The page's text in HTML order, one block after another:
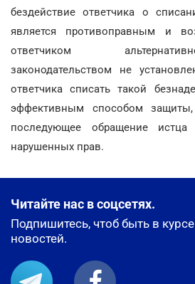
бездействие ответчика о
является противоправным и
ответчиком
законодательством не
ответчика списать такой
эффективным способом
последующее обращение
нарушенных прав.
Читайте нас в соцсетях.
Подпишитесь, чтоб быть в
новостей.